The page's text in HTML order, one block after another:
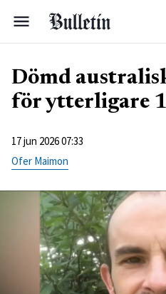
Dömd
för ytterligare
17 jun 2026 07:33
Ofer Maimon